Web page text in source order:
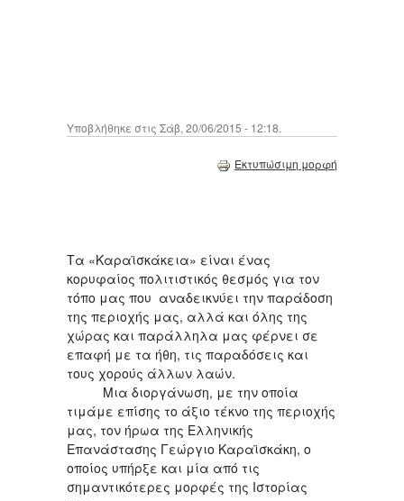
Υποβλήθηκε στις Σάβ, 20/06/2015 - 12:18.
Εκτυπώσιμη μορφή
Τα «Καραϊσκάκεια» είναι ένας
κορυφαίος πολιτιστικός θεσμός για τον
τόπο μας που αναδεικνύει την παράδοση
της περιοχής μας, αλλά και όλης της
χώρας και παράλληλα μας φέρνει σε
επαφή με τα ήθη, τις παραδόσεις και
τους χορούς άλλων λαών.
Μια διοργάνωση, με την οποία
τιμάμε επίσης το άξιο τέκνο της περιοχής
μας, τον ήρωα της Ελληνικής
Επανάστασης Γεώργιο Καραϊσκάκη, ο
οποίος υπήρξε και μία από τις
σημαντικότερες μορφές της Ιστορίας